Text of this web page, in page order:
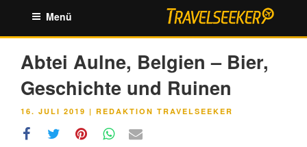
springen
Menü
Abtei Aulne, Belgien – Bier,
Geschichte und Ruinen
VERÖFFENTLICHT
16. JULI 2019 | REDAKTION TRAVELSEEKER